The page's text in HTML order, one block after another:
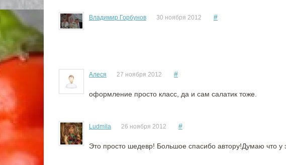
Владимир Горбунов 30 ноября 2012 #
Алеся 27 ноября 2012 #
оформление просто класс, да и сам салатик тоже.
Ludmila 26 ноября 2012 #
Это просто шедевр! Большое спасибо автору!Думаю что у